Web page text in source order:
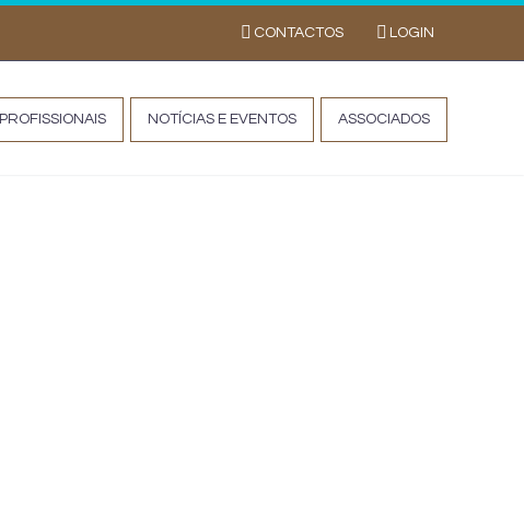
CONTACTOS LOGIN
PROFISSIONAIS NOTÍCIAS E EVENTOS ASSOCIADOS